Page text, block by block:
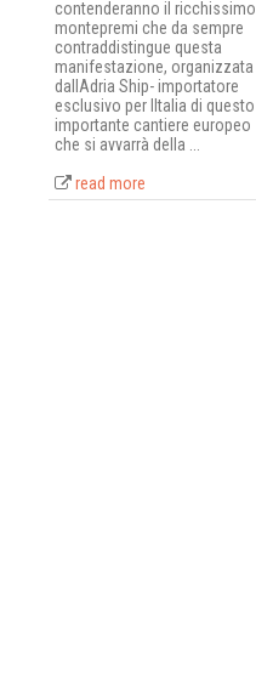
contenderanno il ricchissimo
montepremi che da sempre
contraddistingue questa
manifestazione, organizzata
dallAdria Ship- importatore
esclusivo per lItalia di questo
importante cantiere europeo 
che si avvarrà della ...
read more